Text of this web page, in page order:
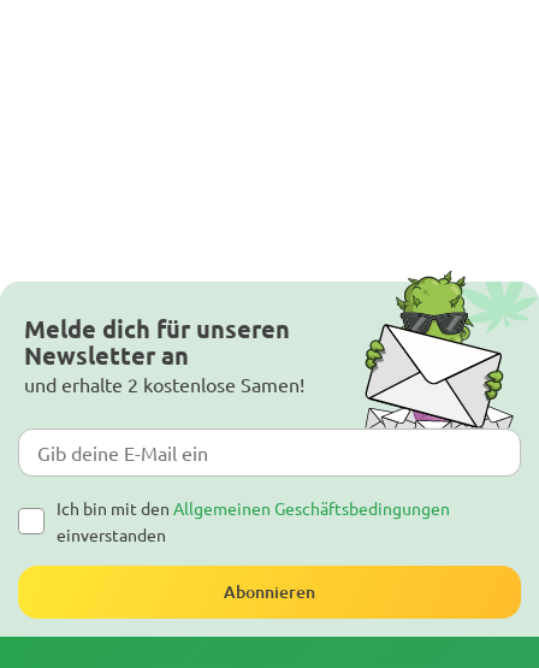
Melde dich für unseren
Newsletter an
und erhalte 2 kostenlose Samen!
Ich bin mit den Allgemeinen Geschäftsbedingungen
einverstanden
Abonnieren